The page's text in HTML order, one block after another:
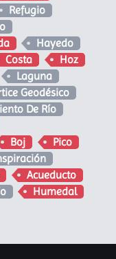
Refugio
Hayedo
Costa
Hoz
Laguna
Geodésico
De Río
Boj
Pico
Acueducto
Humedal